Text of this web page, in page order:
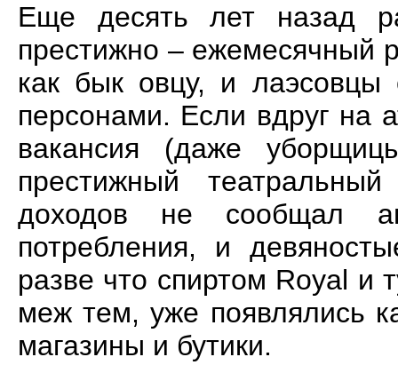
Еще десять лет назад
престижно – ежемесячный
как бык овцу, и лаэсовцы
персонами. Если вдруг на
вакансия (даже
престижный
доходов не сообщал
потребления, и
разве что спиртом Royal и
меж тем, уже появлялись
магазины и бутики.